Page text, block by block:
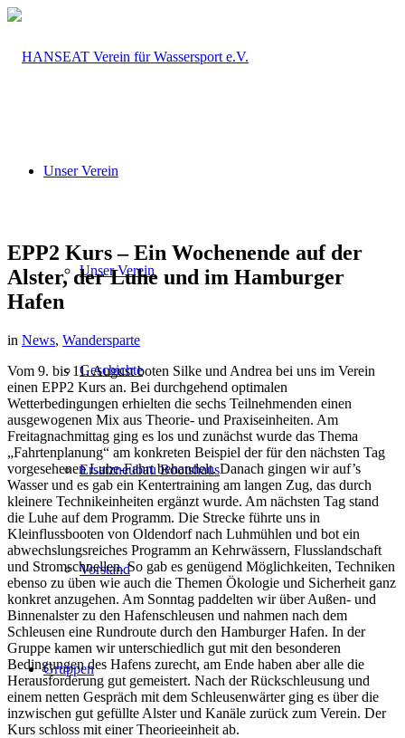
Unser Verein
Unser Verein
Geschichte
Ersatzneubau Bootshaus
Vorstand
Gruppen
EPP2 Kurs – Ein Wochenende auf der
Alster, der Luhe und im Hamburger
Hafen
in News, Wandersparte
Vom 9. bis 11. August boten Silke und Andrea bei uns im Verein
einen EPP2 Kurs an. Bei durchgehend optimalen
Wetterbedingungen erhielten die sechs Teilnehmenden einen
ausgewogenen Mix aus Theorie- und Praxiseinheiten. Am
Freitagnachmittag ging es los und zunächst wurde das Thema
„Fahrtenplanung“ am konkreten Beispiel der für den nächsten Tag
vorgesehenen Luhe-Fahrt behandelt. Danach gingen wir auf’s
Wasser und es gab ein Kentertraining am langen Zug, das durch
kleinere Technikeinheiten ergänzt wurde. Am nächsten Tag stand
die Luhe auf dem Programm. Die Strecke führte uns in
Kleinflussbooten von Oldendorf nach Luhmühlen und bot ein
abwechslungsreiches Programm an Kehrwässern, Flusslandschaft
und Stromschnellen. So gab es genügend Möglichkeiten, Techniken
ebenso zu üben wie auch die Themen Ökologie und Sicherheit ganz
konkret anzugehen. Am Sonntag paddelten wir über Außen- und
Binnenalster zu den Hafenschleusen und nahmen nach dem
Schleusen eine Rundroute durch den Hamburger Hafen. In der
Gruppe kamen wir unterschiedlich gut mit den besonderen
Bedingungen des Hafens zurecht, am Ende haben aber alle die
Herausforderung gut gemeistert. Nach der Rückschleusung und
einem netten Gespräch mit dem Schleusenwärter ging es über die
inzwischen gut gefüllte Alster und Kanäle zurück zum Verein. Der
Kurs schloss mit einer Theorieeinheit ab.